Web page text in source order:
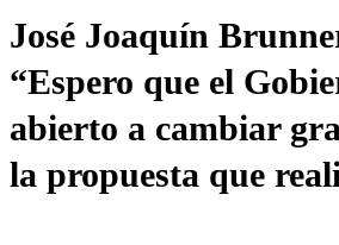
José Joaquín
“Espero que el
abierto a cambiar
la propuesta que